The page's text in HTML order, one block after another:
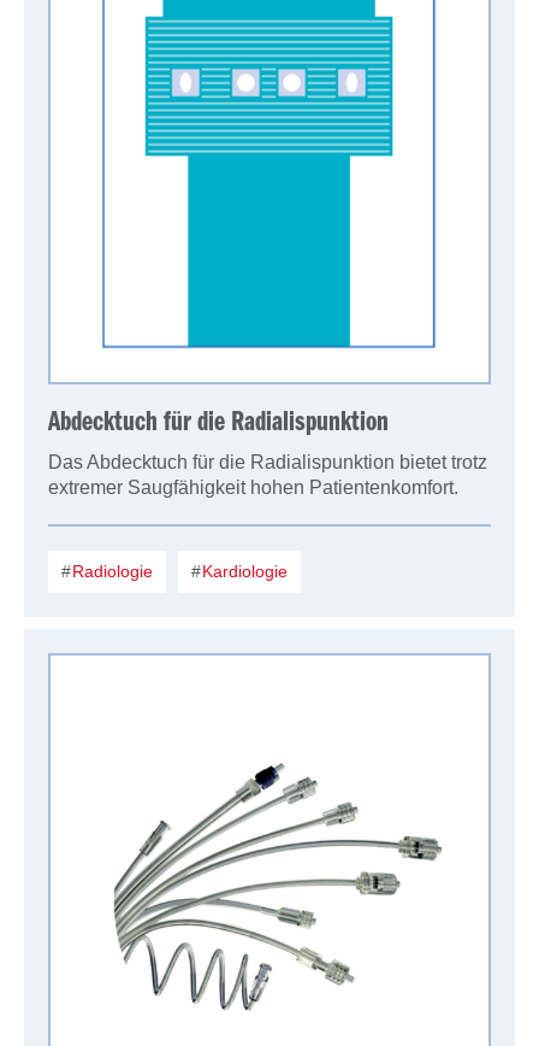
Abdecktuch für die Radialispunktion
Das Abdecktuch für die Radialispunktion bietet trotz
extremer Saugfähigkeit hohen Patientenkomfort.
Radiologie Kardiologie